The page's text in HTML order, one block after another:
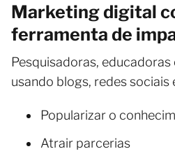
Marketing digital
ferramenta de
Pesquisadoras,
usando blogs, redes sociais
Popularizar o
Atrair parcerias